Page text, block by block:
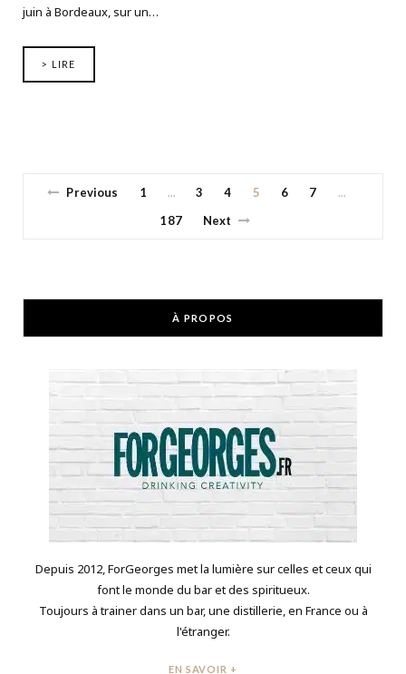
juin à Bordeaux, sur un…
> LIRE
Previous 1 … 3 4 5 6 7 …
187 Next
À PROPOS
Depuis 2012, ForGeorges met la lumière sur celles et ceux qui
font le monde du bar et des spiritueux.
Toujours à trainer dans un bar, une distillerie, en France ou à
l'étranger.
EN SAVOIR +